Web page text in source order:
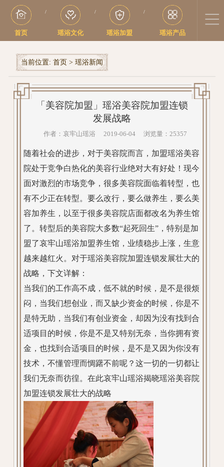
首页
/
瑶浴文化
/
瑶浴加盟
/
瑶浴产品
当前位置: 首页 > 瑶浴新闻
「美容院加盟」瑶浴美容院加盟连锁
发展战略
作者：哀牢山瑶浴 2019-06-04 浏览量：25357
随着社会的进步，对于美容院而言，加盟瑶浴美容
院处于竞争白热化的美容行业绝对大有好处！现今
面对激烈的市场竞争，很多美容院面临着转型，也
有不少正在转型。要么改行，要么做养生，要么美
容加养生，以至于很多美容院店面都改名为养生馆
了。转型后的美容院大多数“起死回生”，特别是加
盟了哀牢山瑶浴加盟养生馆，业绩稳步上涨，生意
越来越红火。对于瑶浴美容院加盟连锁发展壮大的
战略，下文详解：
当我们的工作高不成，低不就的时候，是不是很烦
闷，当我们想创业，而又缺少资金的时候，你是不
是特无助，当我们有创业资金，却因为没有找到合
适项目的时候，你是不是又特别无奈，当你拥有资
金，也找到合适项目的时候，是不是又因为你没有
技术，不懂管理而惆躇不前呢？这一切的一切都让
我们无奈而彷徨。在此哀牢山瑶浴揭晓瑶浴美容院
加盟连锁发展壮大的战略